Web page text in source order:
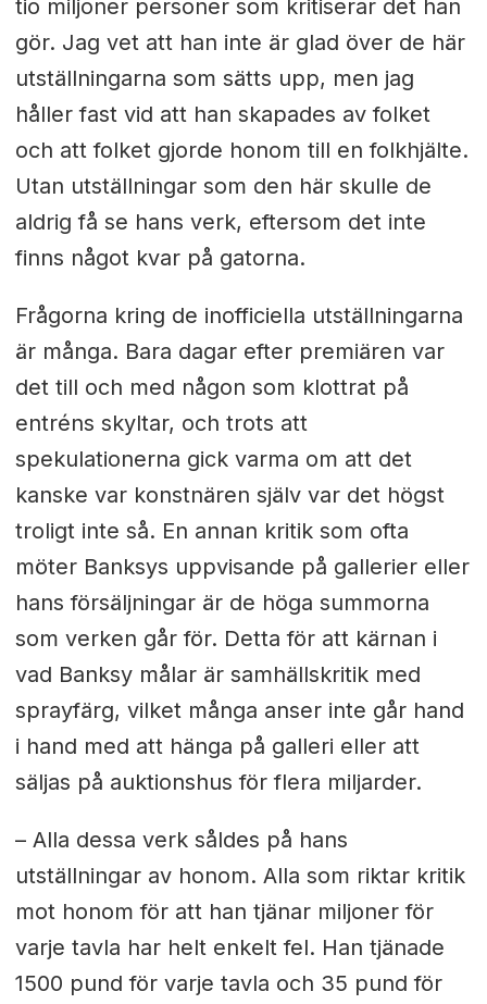
tio miljoner personer som kritiserar det han
gör. Jag vet att han inte är glad över de här
utställningarna som sätts upp, men jag
håller fast vid att han skapades av folket
och att folket gjorde honom till en folkhjälte.
Utan utställningar som den här skulle de
aldrig få se hans verk, eftersom det inte
finns något kvar på gatorna.
Frågorna kring de inofficiella utställningarna
är många. Bara dagar efter premiären var
det till och med någon som klottrat på
entréns skyltar, och trots att
spekulationerna gick varma om att det
kanske var konstnären själv var det högst
troligt inte så. En annan kritik som ofta
möter Banksys uppvisande på gallerier eller
hans försäljningar är de höga summorna
som verken går för. Detta för att kärnan i
vad Banksy målar är samhällskritik med
sprayfärg, vilket många anser inte går hand
i hand med att hänga på galleri eller att
säljas på auktionshus för flera miljarder.
– Alla dessa verk såldes på hans
utställningar av honom. Alla som riktar kritik
mot honom för att han tjänar miljoner för
varje tavla har helt enkelt fel. Han tjänade
1500 pund för varje tavla och 35 pund för